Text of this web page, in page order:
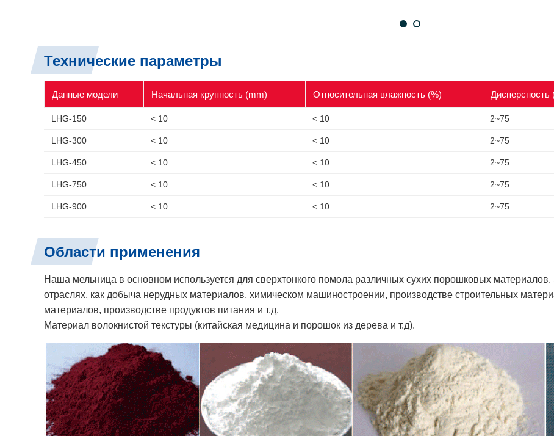
Технические параметры
Данные модели Начальная крупность (mm) Относительная влажность (%) Дисперсность
LHG-150 < 10 < 10 2~75
LHG-300 < 10 < 10 2~75
LHG-450 < 10 < 10 2~75
LHG-750 < 10 < 10 2~75
LHG-900 < 10 < 10 2~75
Области применения
Наша мельница в основном используется для сверхтонкого помола различных сухих порошковых
отраслях, как добыча нерудных материалов, химическом машиностроении, производстве строительных
материалов, производстве продуктов питания и т.д.
Материал волокнистой текстуры (китайская медицина и порошок из дерева и т.д).